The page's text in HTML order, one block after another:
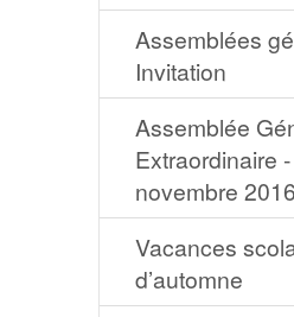
Assemblées
Invitation
Assemblée
Extraordinaire -
novembre 2016
Vacances
d’automne